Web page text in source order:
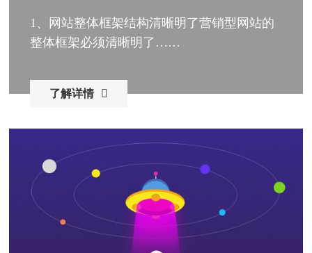
1、网站整体框架结构清晰明了营销型网站的
整体框架必须清晰明了……
了解详情